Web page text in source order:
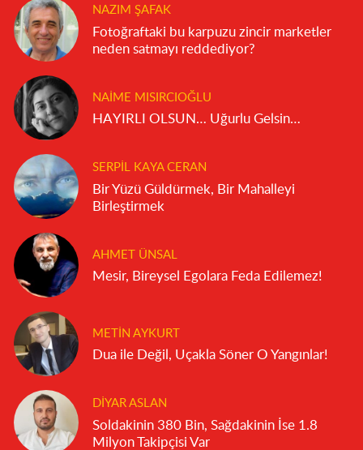
NAZIM ŞAFAK
Fotoğraftaki bu karpuzu zincir marketler
neden satmayı reddediyor?
NAIME MISIRCIOĞLU
HAYIRLI OLSUN… Uğurlu Gelsin…
SERPIL KAYA CERAN
Bir Yüzü Güldürmek, Bir Mahalleyi
Birleştirmek
AHMET ÜNSAL
Mesir, Bireysel Egolara Feda Edilemez!
METIN AYKURT
Dua ile Değil, Uçakla Söner O Yangınlar!
DIYAR ASLAN
Soldakinin 380 Bin, Sağdakinin İse 1.8
Milyon Takipçisi Var